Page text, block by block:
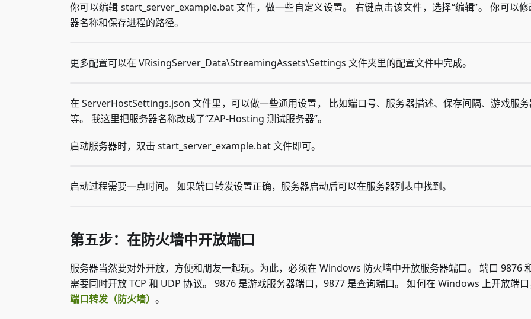
你可以编辑 start_server_example.bat 文件，做一些自定义设置。 右键点击该文件，选择“编辑”。 你可以
器名称和保存进程的路径。
更多配置可以在 VRisingServer_Data\StreamingAssets\Settings 文件夹里的配置文件中完成。
在 ServerHostSettings.json 文件里，可以做一些通用设置， 比如端口号、服务器描述、保存间隔、游戏服
等。 我这里把服务器名称改成了“ZAP-Hosting 测试服务器”。
启动服务器时，双击 start_server_example.bat 文件即可。
启动过程需要一点时间。 如果端口转发设置正确，服务器启动后可以在服务器列表中找到。
第五步：在防火墙中开放端口
服务器当然要对外开放，方便和朋友一起玩。为此，必须在 Windows 防火墙中开放服务器端口。 端口 9876
需要同时开放 TCP 和 UDP 协议。 9876 是游戏服务器端口，9877 是查询端口。 如何在 Windows 上开放端
端口转发（防火墙） 。